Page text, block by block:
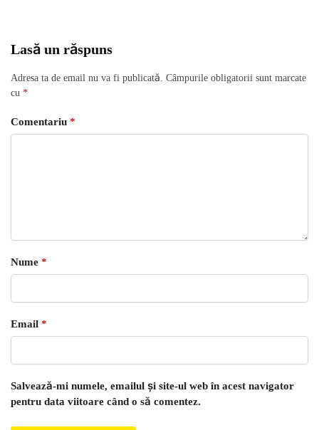
Lasă un răspuns
Adresa ta de email nu va fi publicată. Câmpurile obligatorii sunt marcate
cu *
Comentariu *
Nume *
Email *
Salvează-mi numele, emailul și site-ul web în acest navigator
pentru data viitoare când o să comentez.